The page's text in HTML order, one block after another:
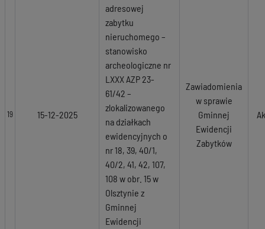
19 15-12-2025
adresowej
zabytku
nieruchomego –
stanowisko
archeologiczne nr
LXXX AZP 23-
61/42 –
zlokalizowanego
na działkach
ewidencyjnych o
nr 18, 39, 40/1,
40/2, 41, 42, 107,
108 w obr. 15 w
Olsztynie z
Gminnej
Ewidencji
Zawiadomienia
w sprawie
Gminnej
Ewidencji
Zabytków